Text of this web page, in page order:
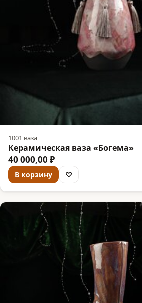
1001 ваза
Керамическая ваза «Богема»
40 000,00 ₽
В корзину ♡